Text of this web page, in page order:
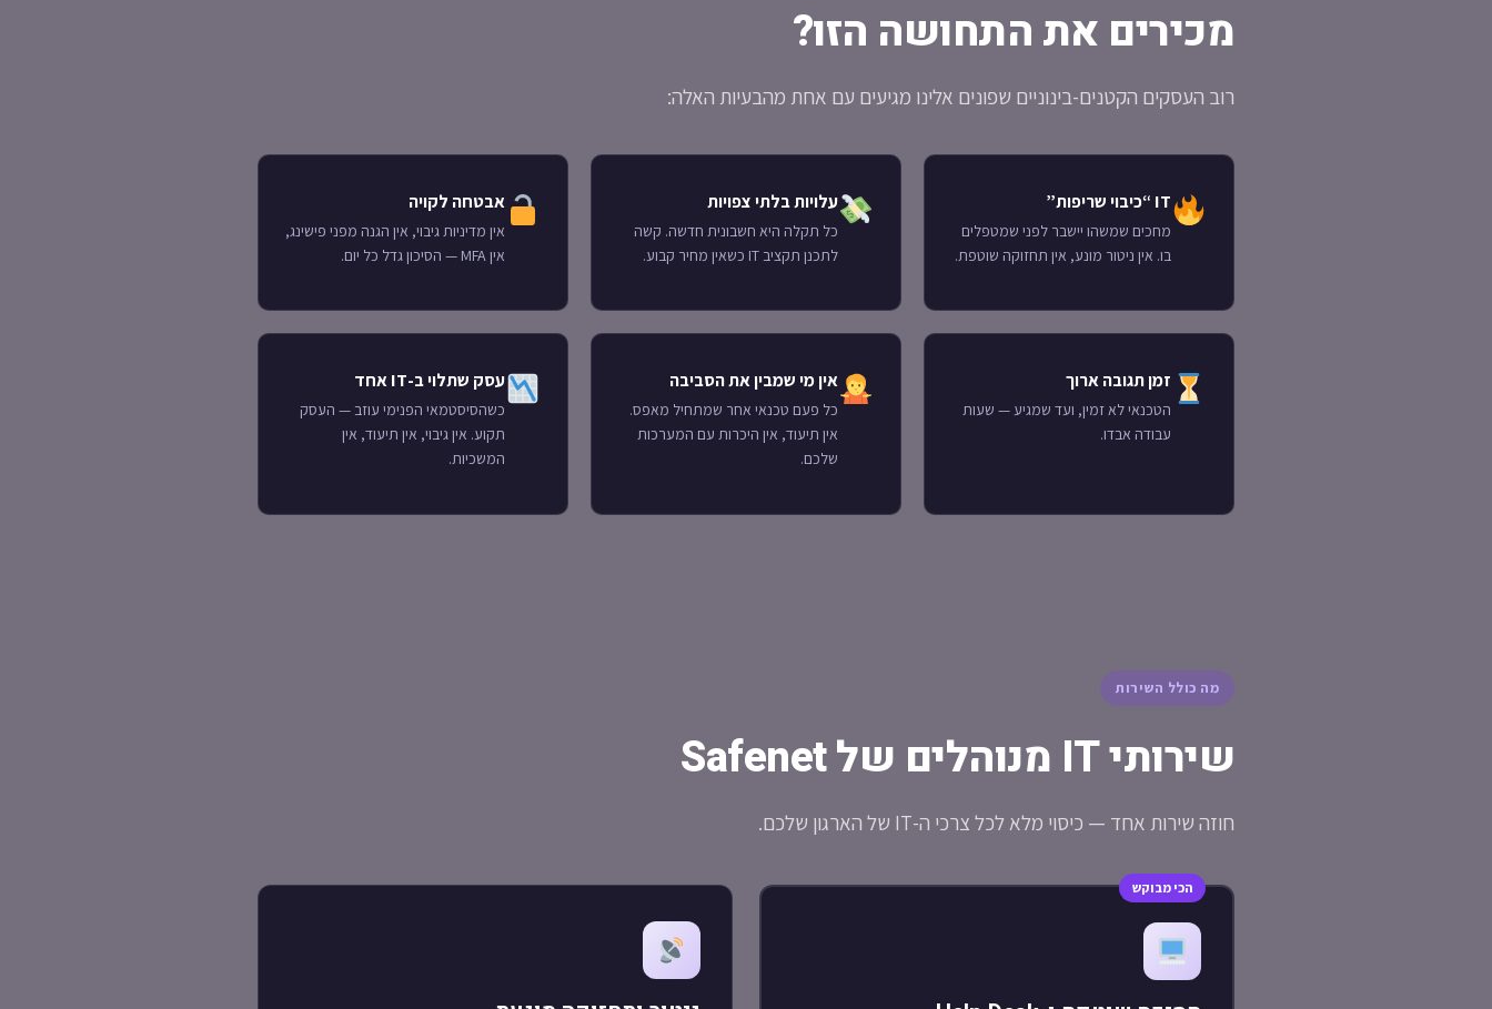
מכירים את התחושה הזו?
רוב העסקים הקטנים-בינוניים שפונים אלינו מגיעים עם אחת מהבעיות האלה:
IT “כיבוי שריפות”
מחכים שמשהו יישבר לפני שמטפלים
בו. אין ניטור מונע, אין תחזוקה שוטפת.
עלויות בלתי צפויות
כל תקלה היא חשבונית חדשה. קשה
לתכנן תקציב IT כשאין מחיר קבוע.
אבטחה לקויה
אין מדיניות גיבוי, אין הגנה מפני פישינג,
אין MFA — הסיכון גדל כל יום.
זמן תגובה ארוך
הטכנאי לא זמין, ועד שמגיע — שעות
עבודה אבדו.
אין מי שמבין את הסביבה
כל פעם טכנאי אחר שמתחיל מאפס.
אין תיעוד, אין היכרות עם המערכות
שלכם.
עסק שתלוי ב-IT אחד
כשהסיסטמאי הפנימי עוזב — העסק
תקוע. אין גיבוי, אין תיעוד, אין
המשכיות.
מה כולל השירות
שירותי IT מנוהלים של Safenet
חוזה שירות אחד — כיסוי מלא לכל צרכי ה-IT של הארגון שלכם.